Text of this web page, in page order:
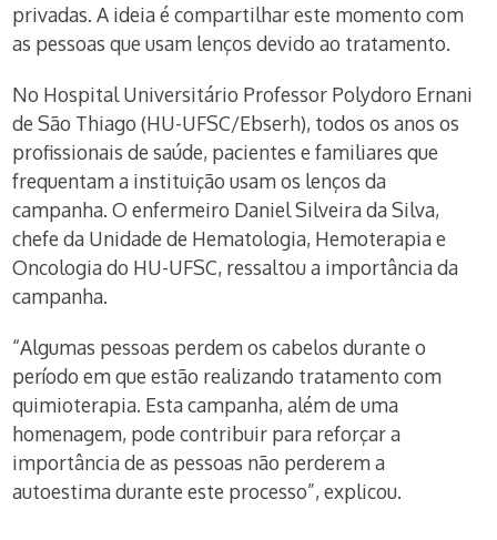
privadas. A ideia é compartilhar este momento com
as pessoas que usam lenços devido ao tratamento.
No Hospital Universitário Professor Polydoro Ernani
de São Thiago (HU-UFSC/Ebserh), todos os anos os
profissionais de saúde, pacientes e familiares que
frequentam a instituição usam os lenços da
campanha. O enfermeiro Daniel Silveira da Silva,
chefe da Unidade de Hematologia, Hemoterapia e
Oncologia do HU-UFSC, ressaltou a importância da
campanha.
“Algumas pessoas perdem os cabelos durante o
período em que estão realizando tratamento com
quimioterapia. Esta campanha, além de uma
homenagem, pode contribuir para reforçar a
importância de as pessoas não perderem a
autoestima durante este processo”, explicou.